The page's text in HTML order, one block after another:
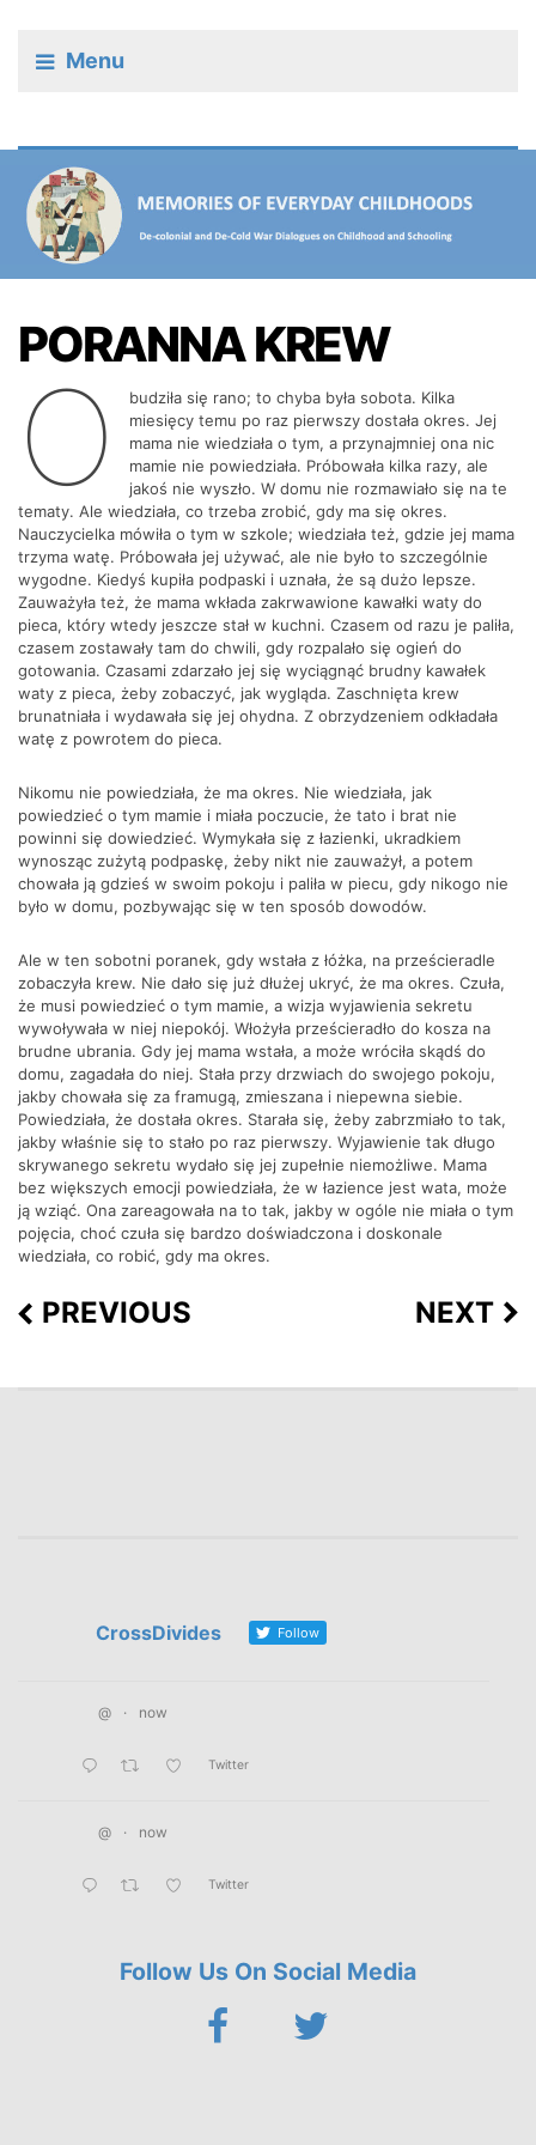
Menu
PORANNA KREW
O
budziła się rano; to chyba była sobota. Kilka
miesięcy temu po raz pierwszy dostała okres. Jej
mama nie wiedziała o tym, a przynajmniej ona nic
mamie nie powiedziała. Próbowała kilka razy, ale
jakoś nie wyszło. W domu nie rozmawiało się na te
tematy. Ale wiedziała, co trzeba zrobić, gdy ma się okres.
Nauczycielka mówiła o tym w szkole; wiedziała też, gdzie jej mama
trzyma watę. Próbowała jej używać, ale nie było to szczególnie
wygodne. Kiedyś kupiła podpaski i uznała, że są dużo lepsze.
Zauważyła też, że mama wkłada zakrwawione kawałki waty do
pieca, który wtedy jeszcze stał w kuchni. Czasem od razu je paliła,
czasem zostawały tam do chwili, gdy rozpalało się ogień do
gotowania. Czasami zdarzało jej się wyciągnąć brudny kawałek
waty z pieca, żeby zobaczyć, jak wygląda. Zaschnięta krew
brunatniała i wydawała się jej ohydna. Z obrzydzeniem odkładała
watę z powrotem do pieca.
Nikomu nie powiedziała, że ma okres. Nie wiedziała, jak
powiedzieć o tym mamie i miała poczucie, że tato i brat nie
powinni się dowiedzieć. Wymykała się z łazienki, ukradkiem
wynosząc zużytą podpaskę, żeby nikt nie zauważył, a potem
chowała ją gdzieś w swoim pokoju i paliła w piecu, gdy nikogo nie
było w domu, pozbywając się w ten sposób dowodów.
Ale w ten sobotni poranek, gdy wstała z łóżka, na prześcieradle
zobaczyła krew. Nie dało się już dłużej ukryć, że ma okres. Czuła,
że musi powiedzieć o tym mamie, a wizja wyjawienia sekretu
wywoływała w niej niepokój. Włożyła prześcieradło do kosza na
brudne ubrania. Gdy jej mama wstała, a może wróciła skądś do
domu, zagadała do niej. Stała przy drzwiach do swojego pokoju,
jakby chowała się za framugą, zmieszana i niepewna siebie.
Powiedziała, że dostała okres. Starała się, żeby zabrzmiało to tak,
jakby właśnie się to stało po raz pierwszy. Wyjawienie tak długo
skrywanego sekretu wydało się jej zupełnie niemożliwe. Mama
bez większych emocji powiedziała, że w łazience jest wata, może
ją wziąć. Ona zareagowała na to tak, jakby w ogóle nie miała o tym
pojęcia, choć czuła się bardzo doświadczona i doskonale
wiedziała, co robić, gdy ma okres.
PREVIOUS NEXT
CrossDivides Follow
@ · now
Twitter
@ · now
Twitter
Follow Us On Social Media